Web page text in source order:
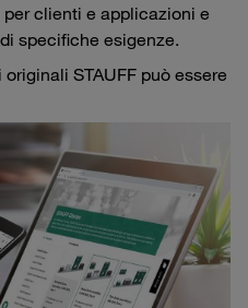
clienti e applicazioni e
specifiche esigenze.
STAUFF può essere